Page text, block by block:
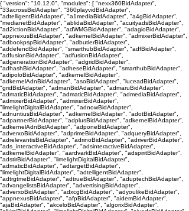
{ "version": "10.12.0", "modules": [ "nexx360BidAdapter",
"33acrossBidAdapter", "360playvidBidAdapter",
"adtelligentBidAdapter", "a1mediaBidAdapter", "a4gBidAdapter",
"medianetBidAdapter", "ablidaBidAdapter", "acuityadsBidAdapter",
"ad2ictionBidAdapter", "adWMGBidAdapter", "adagioBidAdapter",
"appnexusBidAdapter", "adkernelBidAdapter", "admixerBidAdapter",
"adbookpspBidAdapter", "adbutlerBidAdapter",
"addefendBidAdapter", "smarthubBidAdapter", "adfBidAdapter",
"adfusionBidAdapter", "adfusionBidAdapter",
"adgenerationBidAdapter", "adgridBidAdapter",
"adhashBidAdapter", "adheseBidAdapter", "smarthubBidAdapter",
"adipoloBidAdapter", "adkernelBidAdapter",
"adkernelAdnBidAdapter", "asoBidAdapter", "luceadBidAdapter",
"gridBidAdapter", "admanBidAdapter", "admaruBidAdapter",
"admaticBidAdapter", "admaticBidAdapter", "admediaBidAdapter",
"admixerBidAdapter", "admixerBidAdapter",
"limelightDigitalBidAdapter", "adnowBidAdapter",
"adnuntiusBidAdapter", "adkernelBidAdapter", "adotBidAdapter",
"adpartnerBidAdapter", "adplusBidAdapter", "adkernelBidAdapter",
"adkernelAdnBidAdapter", "adponeBidAdapter",
"adverxoBidAdapter", "adprimeBidAdapter", "adqueryBidAdapter",
"adrelevantisBidAdapter", "adrinoBidAdapter", "adriverBidAdapter",
"ads_interactiveBidAdapter", "adsinteractiveBidAdapter",
"adkernelBidAdapter", "aardvarkBidAdapter", "adspiritBidAdapter",
"adstirBidAdapter", "limelightDigitalBidAdapter",
"admaticBidAdapter", "adtargetBidAdapter",
"limelightDigitalBidAdapter", "adtelligentBidAdapter",
"adtrgtmeBidAdapter", "adtrueBidAdapter", "aduptechBidAdapter",
"advangelistsBidAdapter", "advertisingBidAdapter",
"adverxoBidAdapter", "adxcgBidAdapter", "adyoulikeBidAdapter",
"appnexusBidAdapter", "afpBidAdapter", "aidemBidAdapter",
"ajaBidAdapter", "akceloBidAdapter", "algorixBidAdapter",